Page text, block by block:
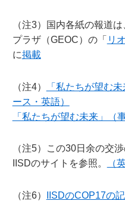
（注3）国内各紙の報道
プラザ（GEOC）の「 リ
に掲載
（注4）
「私たちが望む
ース・英語）
「私たちが望む未来」（
（注5）この30日余の交
IISDのサイトを参照。
（
（注6） IISDのCOP17の